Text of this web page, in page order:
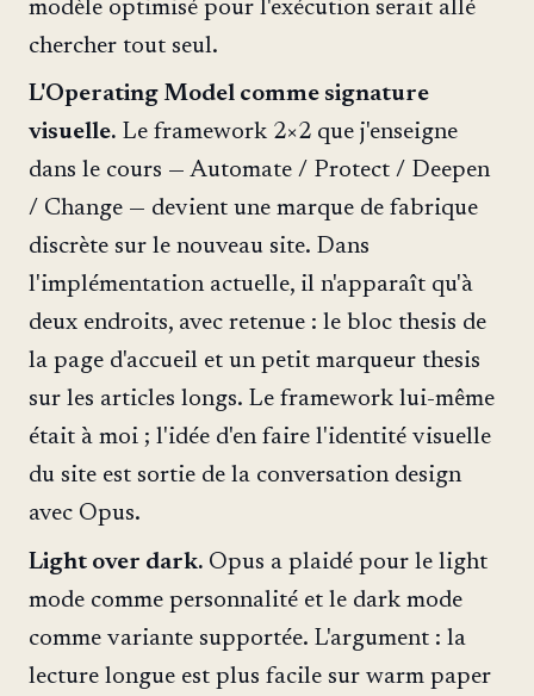
modèle optimisé pour l'exécution serait allé
chercher tout seul.
L'Operating Model comme signature
visuelle. Le framework 2×2 que j'enseigne
dans le cours — Automate / Protect / Deepen
/ Change — devient une marque de fabrique
discrète sur le nouveau site. Dans
l'implémentation actuelle, il n'apparaît qu'à
deux endroits, avec retenue : le bloc thesis de
la page d'accueil et un petit marqueur thesis
sur les articles longs. Le framework lui-même
était à moi ; l'idée d'en faire l'identité visuelle
du site est sortie de la conversation design
avec Opus.
Light over dark. Opus a plaidé pour le light
mode comme personnalité et le dark mode
comme variante supportée. L'argument : la
lecture longue est plus facile sur warm paper